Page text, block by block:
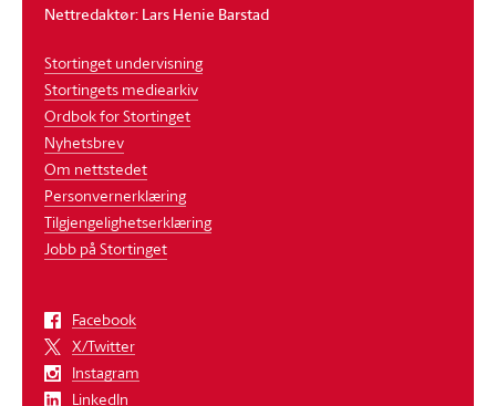
Nettredaktør: Lars Henie Barstad
Stortinget undervisning
Stortingets mediearkiv
Ordbok for Stortinget
Nyhetsbrev
Om nettstedet
Personvernerklæring
Tilgjengelighetserklæring
Jobb på Stortinget
Facebook
X/Twitter
Instagram
LinkedIn